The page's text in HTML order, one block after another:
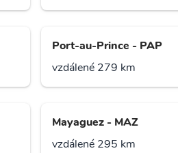
Port-au-Prince - PAP
vzdálené 279 km
Mayaguez - MAZ
vzdálené 295 km